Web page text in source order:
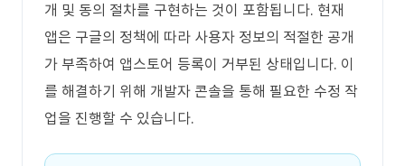
개 및 동의 절차를 구현하는 것이 포함됩니다. 현재
앱은 구글의 정책에 따라 사용자 정보의 적절한 공개
가 부족하여 앱스토어 등록이 거부된 상태입니다. 이
를 해결하기 위해 개발자 콘솔을 통해 필요한 수정 작
업을 진행할 수 있습니다.